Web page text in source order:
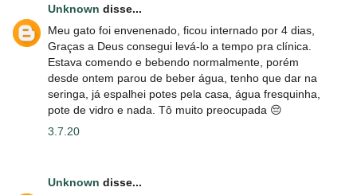
Unknown disse...
Meu gato foi envenenado, ficou internado por 4 dias,
Graças a Deus consegui levá-lo a tempo pra clínica.
Estava comendo e bebendo normalmente, porém
desde ontem parou de beber água, tenho que dar na
seringa, já espalhei potes pela casa, água fresquinha,
pote de vidro e nada. Tô muito preocupada 😔
3.7.20
Unknown disse...